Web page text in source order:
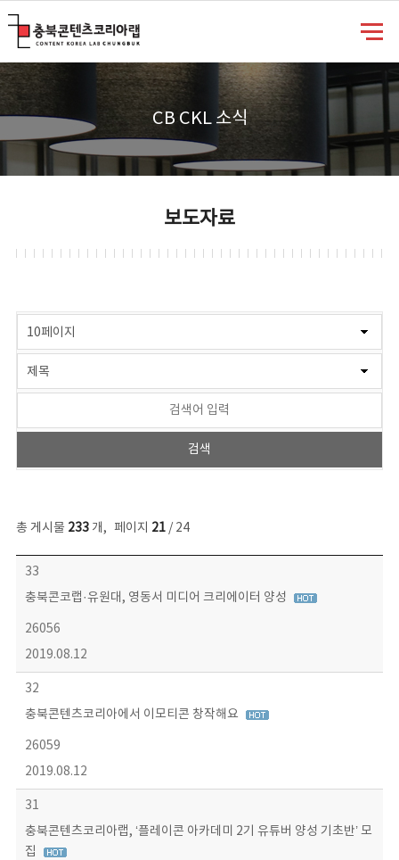
CB CKL 소식
보도자료
총 게시물 233개, 페이지 21/ 24
보도자료 목록 - 번호, 제목, 작성자, 파일, 조회수, 작성일 정보 제공
33
충북콘코랩·유원대, 영동서 미디어 크리에이터 양성
26056
2019.08.12
32
충북콘텐츠코리아에서 이모티콘 창작해요
26059
2019.08.12
31
충북콘텐츠코리아랩, ‘플레이콘 아카데미 2기 유튜버 양성 기초반’ 모
집